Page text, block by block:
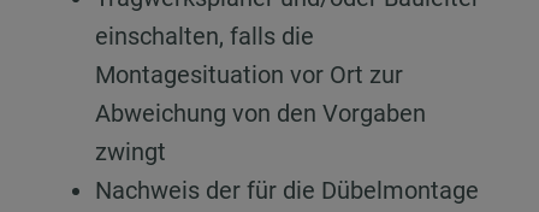
einschalten, falls die
Montagesituation vor Ort zur
Abweichung von den Vorgaben
zwingt
Nachweis der für die Dübelmontage